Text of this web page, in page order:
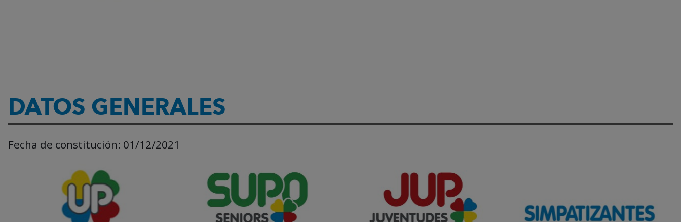
DATOS GENERALES
Fecha de constitución: 01/12/2021